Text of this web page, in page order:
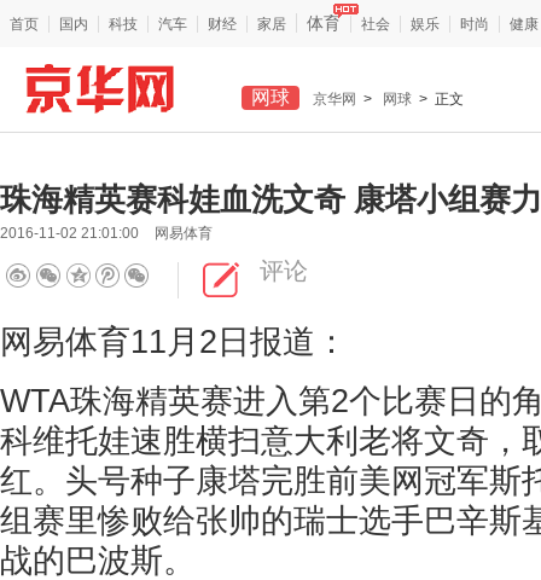
首页 国内 科技 汽车 财经 家居 体育 社会 娱乐 时尚 健康
网球 京华网 > 网球 > 正文
珠海精英赛科娃血洗文奇 康塔小组赛
2016-11-02 21:01:00 网易体育
评论
网易体育11月2日报道：
WTA珠海精英赛进入第2个比赛日的
科维托娃速胜横扫意大利老将文奇，
红。头号种子康塔完胜前美网冠军斯
组赛里惨败给张帅的瑞士选手巴辛斯
战的巴波斯。